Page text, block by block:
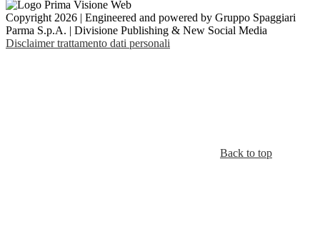
Copyright 2026 | Engineered and powered by Gruppo Spaggiari
Parma S.p.A. | Divisione Publishing & New Social Media
Disclaimer trattamento dati personali
Back to top